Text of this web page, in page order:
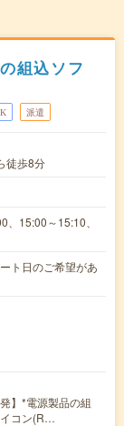
組込ソフ
派遣
徒歩8分
15:00～15:10、
ト日のご希望があ
】*電源製品の組
コン(R…